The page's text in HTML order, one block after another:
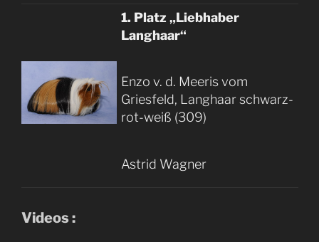
1. Platz „Liebhaber
Langhaar“
Enzo v. d. Meeris vom
Griesfeld, Langhaar schwarz-
rot-weiß (309)
Astrid Wagner
Videos :